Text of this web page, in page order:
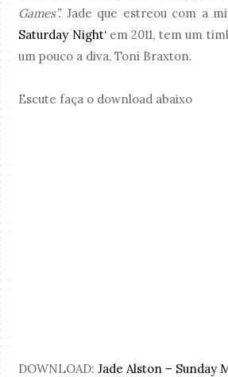
Games”.Jade que estreou com a
Saturday Night‘em 2011, tem um
um pouco a diva, Toni Braxton.
Escute faça o download abaixo
DOWNLOAD:Jade Alston – Sunday